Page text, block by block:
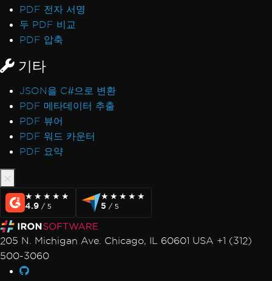
PDF 전자 서명
두 PDF 비교
PDF 압축
기타
JSON을 C#으로 변환
PDF 메타데이터 추출
PDF 뷰어
PDF 워드 카운터
PDF 요약
★★★★★
★★★★★
4.9 / 5
★★★★★
★★★★★
5 / 5
205 N. Michigan Ave. Chicago, IL 60601 USA +1 (312)
500-3060